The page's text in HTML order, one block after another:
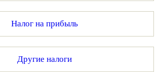
Налог на прибыль
Другие налоги